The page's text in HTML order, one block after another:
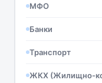
МФО
Банки
Транспорт
ЖКХ (Жилищно-